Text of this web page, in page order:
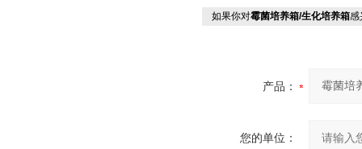
如果你对霉菌培养箱/生化培养箱感
产品：
您的单位：